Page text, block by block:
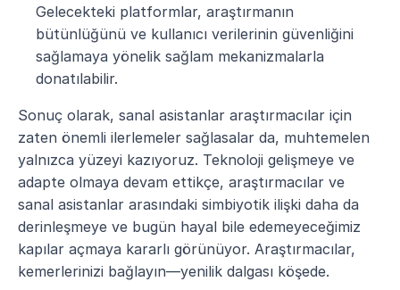
Gelecekteki platformlar, araştırmanın
bütünlüğünü ve kullanıcı verilerinin güvenliğini
sağlamaya yönelik sağlam mekanizmalarla
donatılabilir.
Sonuç olarak, sanal asistanlar araştırmacılar için
zaten önemli ilerlemeler sağlasalar da, muhtemelen
yalnızca yüzeyi kazıyoruz. Teknoloji gelişmeye ve
adapte olmaya devam ettikçe, araştırmacılar ve
sanal asistanlar arasındaki simbiyotik ilişki daha da
derinleşmeye ve bugün hayal bile edemeyeceğimiz
kapılar açmaya kararlı görünüyor. Araştırmacılar,
kemerlerinizi bağlayın—yenilik dalgası köşede.